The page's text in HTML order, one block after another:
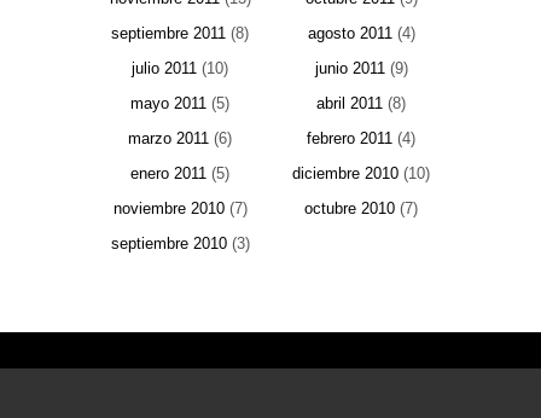
septiembre 2011 (8) agosto 2011(4)
julio 2011 (10) junio 2011(9)
mayo 2011 (5) abril 2011 (8)
marzo 2011 (6) febrero 2011 (4)
enero 2011 (5) diciembre 2010 (10)
noviembre 2010(7) octubre 2010 (7)
septiembre 2010(3)